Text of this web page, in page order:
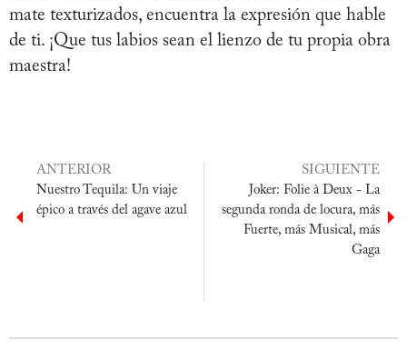
mate texturizados, encuentra la expresión que hable
de ti. ¡Que tus labios sean el lienzo de tu propia obra
maestra!
ANTERIOR
Nuestro Tequila: Un viaje
épico a través del agave azul
SIGUIENTE
Joker: Folie à Deux - La
segunda ronda de locura, más
Fuerte, más Musical, más
Gaga